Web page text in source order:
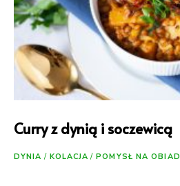
Curry z dynią i soczewicą
DYNIA / KOLACJA / POMYSŁ NA OBIAD